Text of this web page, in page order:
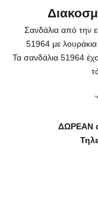
Σανδάλια από την
51964 με λουράκια
Τα σανδάλια 51964
ΔΩΡΕΑΝ